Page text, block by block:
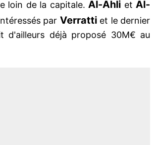
loin de la capitale. Al-Ahli et Al-
par Verrattiet le dernier
d'ailleurs déjà proposé 30M€ au